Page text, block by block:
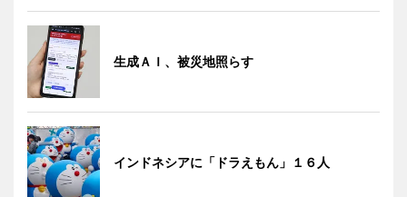
生成ＡＩ、被災地照らす
インドネシアに「ドラえもん」１６人